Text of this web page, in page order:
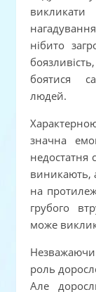
нібито
боятися
людей.
значна
недостатня
виникають,
на
грубого
може
Незважаючи
роль
Але